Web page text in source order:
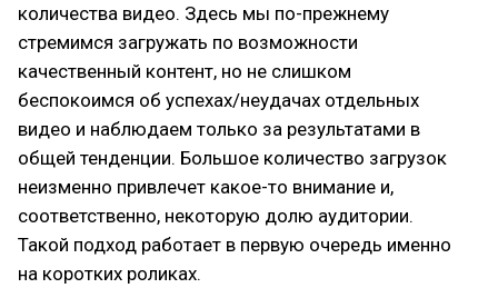
количества видео. Здесь мы по-прежнему
стремимся загружать по возможности
качественный контент, но не слишком
беспокоимся об успехах/неудачах отдельных
видео и наблюдаем только за результатами в
общей тенденции. Большое количество загрузок
неизменно привлечет какое-то внимание и,
соответственно, некоторую долю аудитории.
Такой подход работает в первую очередь именно
на коротких роликах.